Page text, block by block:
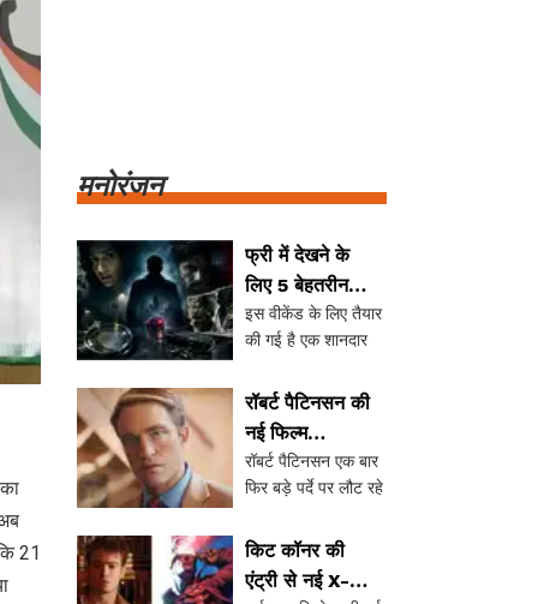
21
मनोरंजन
फ्री में देखने के
लिए 5 बेहतरीन
क्राइम थ्रिलर
फिल्में और वेब
इस वीकेंड के लिए तैयार
की गई है एक शानदार
हैं 5 बेहतरीन क्राइम
थ्रिलर फिल्में और वेब
सीरीज। बिना किसी
अतिरिक्त सब्सक्रिप्शन
के, आप इन कंटेंट का
मिथ्या, अ
रॉबर्ट पैटिनसन की
नई फिल्म
'Primetime' का
ट्रेलर जारी,
हैनसन का किरदार
रॉबर्ट पैटिनसन एक बार
फिर बड़े पर्दे पर लौट रहे
फिल्म 'Primetime' में।
ट्रेलर में वह प्रसिद्ध
टीवी होस्ट क्रिस हैनसन
किट कॉनर की
एंट्री से नई X-